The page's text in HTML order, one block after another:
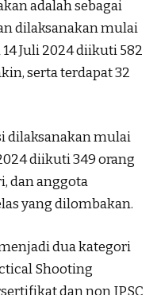
adalah sebagai
dilaksanakan mulai
Juli 2024 diikuti 582
serta terdapat 32
dilaksanakan mulai
diikuti 349 orang
dan anggota
yang dilombakan.
dua kategori
Shooting
dan non IPSC